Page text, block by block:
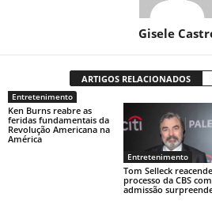
Gisele
ARTIGOS RELACIONADOS
Entretenimento
Ken Burns reabre as
feridas fundamentais da
Revolução Americana na
América
Entretenimento
Tom Selleck reacende
processo da CBS com
admissão